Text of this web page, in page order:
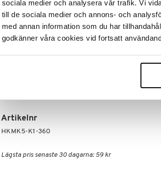
sociala medier och analysera vår trafik. Vi
till de sociala medier och annons- och
med annan information som du har
godkänner våra cookies vid fortsatt
Innehåll per 100 gram
Energi (joule)
2500 kJ
Energi (kalorier)600 kcal
Varav mättat
9,3 g
Artikelnr
HKMK5-K1-360
Lägsta pris senaste 30 dagarna: 59 kr